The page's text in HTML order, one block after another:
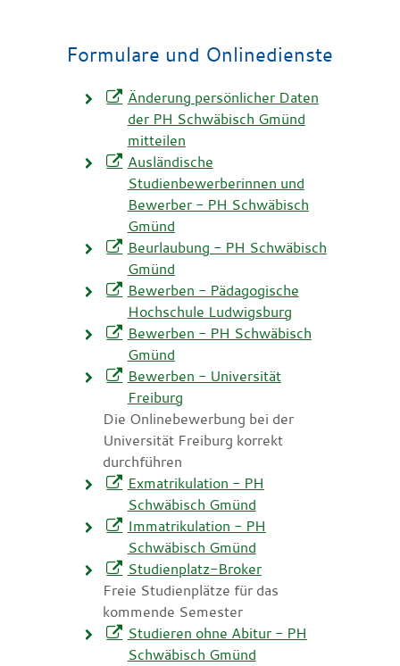
Formulare und Onlinedienste
Änderung persönlicher Daten
der PH Schwäbisch Gmünd
mitteilen
Ausländische
Studienbewerberinnen und
Bewerber - PH Schwäbisch
Gmünd
Beurlaubung - PH Schwäbisch
Gmünd
Bewerben - Pädagogische
Hochschule Ludwigsburg
Bewerben - PH Schwäbisch
Gmünd
Bewerben - Universität
Freiburg
Die Onlinebewerbung bei der
Universität Freiburg korrekt
durchführen
Exmatrikulation - PH
Schwäbisch Gmünd
Immatrikulation - PH
Schwäbisch Gmünd
Studienplatz-Broker
Freie Studienplätze für das
kommende Semester
Studieren ohne Abitur - PH
Schwäbisch Gmünd